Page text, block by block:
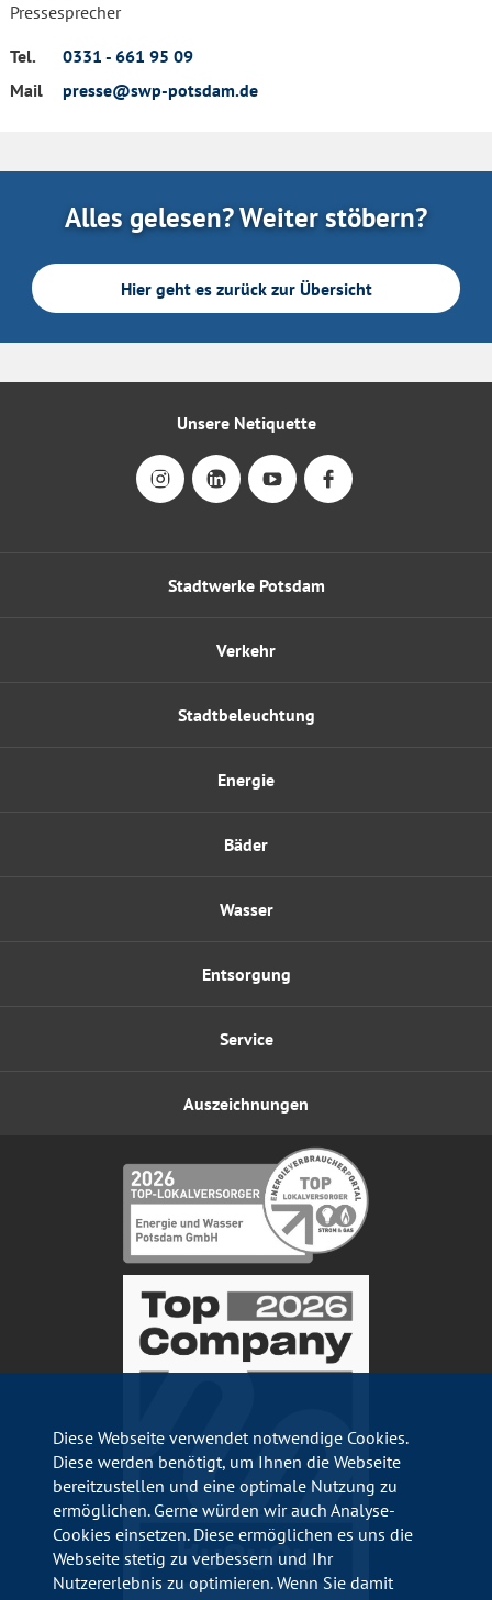
Pressesprecher
Tel.
0331 - 661 95 09
Mail
presse@swp-potsdam.de
Alles gelesen? Weiter stöbern?
Hier geht es zurück zur Übersicht
Stadtwerke Potsdam
Energie
Wasser
Verkehr
Bäder
Entsorgung
Stadtbeleuchtung
Service
Auszeichnungen
Unsere Netiquette
Diese Webseite verwendet notwendige Cookies.
Diese werden benötigt, um Ihnen die Webseite
bereitzustellen und eine optimale Nutzung zu
ermöglichen. Gerne würden wir auch Analyse-
Cookies einsetzen. Diese ermöglichen es uns die
Webseite stetig zu verbessern und Ihr
Nutzererlebnis zu optimieren. Wenn Sie damit